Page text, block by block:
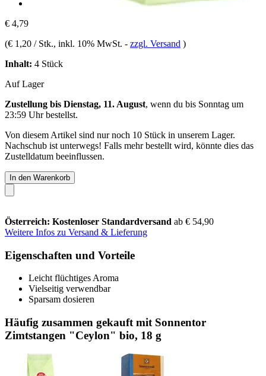
€ 4,79
(€ 1,20 / Stk., inkl. 10% MwSt. - zzgl. Versand )
Inhalt: 4 Stück
Auf Lager
Zustellung bis Dienstag, 11. August, wenn du bis Sonntag um
23:59 Uhrbestellst.
Von diesem Artikel sind nur noch 10 Stück in unserem Lager.
Nachschub ist unterwegs! Falls mehr bestellt wird, könnte dies das
Zustelldatum beeinflussen.
In den Warenkorb
Österreich: Kostenloser Standardversand ab € 54,90
Weitere Infos zu Versand & Lieferung
Eigenschaften und Vorteile
Leicht flüchtiges Aroma
Vielseitig verwendbar
Sparsam dosieren
Häufig zusammen gekauft mit Sonnentor
Zimtstangen "Ceylon" bio, 18 g